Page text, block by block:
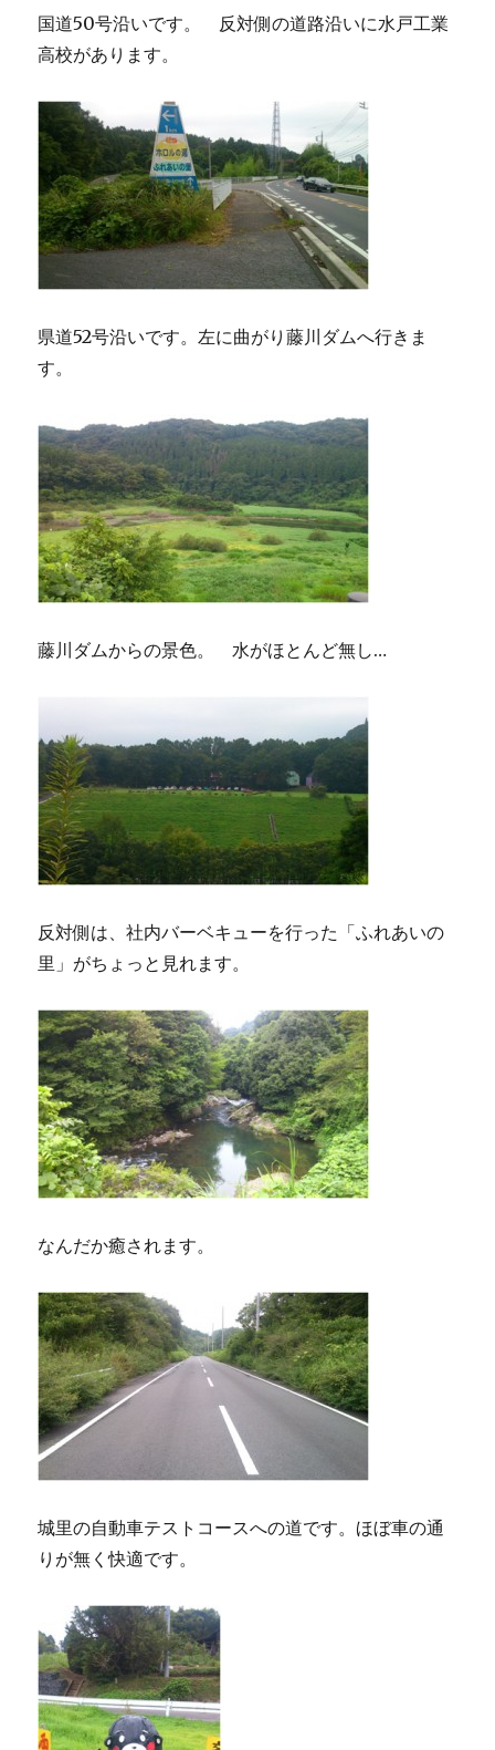
国道50号沿いです。 反対側の道路沿いに水戸工業
高校があります。
県道52号沿いです。左に曲がり藤川ダムへ行きま
す。
藤川ダムからの景色。 水がほとんど無し…
反対側は、社内バーベキューを行った「ふれあいの
里」がちょっと見れます。
なんだか癒されます。
城里の自動車テストコースへの道です。ほぼ車の通
りが無く快適です。